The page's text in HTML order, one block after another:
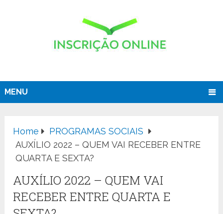
MENU
Home
PROGRAMAS SOCIAIS
AUXÍLIO 2022 – QUEM VAI RECEBER ENTRE
QUARTA E SEXTA?
AUXÍLIO 2022 – QUEM VAI
RECEBER ENTRE QUARTA E